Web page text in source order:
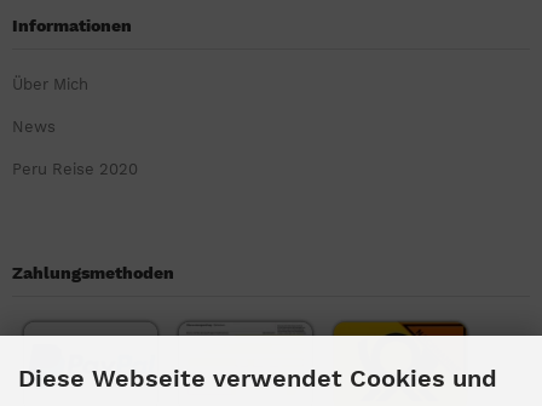
Informationen
Über Mich
News
Peru Reise 2020
Zahlungsmethoden
Diese Webseite verwendet Cookies und